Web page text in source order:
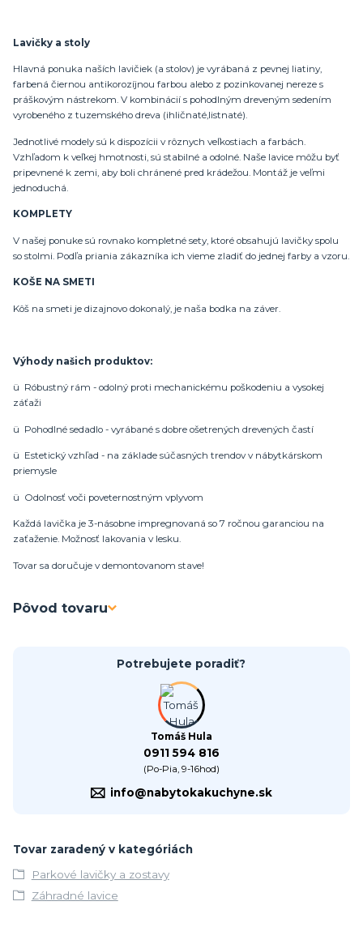
Lavičky a stoly
Hlavná ponuka naších lavičiek (a stolov) je vyrábaná z pevnej liatiny,
farbená čiernou antikorozíjnou farbou alebo z pozinkovanej nereze s
práškovým nástrekom. V kombinácií s pohodlným dreveným sedením
vyrobeného z tuzemského dreva (ihličnaté,listnaté).
Jednotlivé modely sú k dispozícii v rôznych veľkostiach a farbách.
Vzhľadom k veľkej hmotnosti, sú stabilné a odolné. Naše lavice môžu byť
pripevnené k zemi, aby boli chránené pred krádežou. Montáž je veľmi
jednoduchá.
KOMPLETY
V našej ponuke sú rovnako kompletné sety, ktoré obsahujú lavičky spolu
so stolmi. Podľa priania zákazníka ich vieme zladiť do jednej farby a vzoru.
KOŠE NA SMETI
Kôš na smeti je dizajnovo dokonalý, je naša bodka na záver.
Výhody našich produktov:
ü Róbustný rám - odolný proti mechanickému poškodeniu a vysokej
záťaži
ü Pohodlné sedadlo - vyrábané s dobre ošetrených drevených častí
ü Estetický vzhľad - na základe súčasných trendov v nábytkárskom
priemysle
ü Odolnosť voči poveternostným vplyvom
Každá lavička je 3-násobne impregnovaná so 7 ročnou garanciou na
zaťaženie. Možnosť lakovania v lesku.
Tovar sa doručuje v demontovanom stave!
Pôvod tovaru
Potrebujete poradiť?
Tomáš Hula
0911 594 816
(Po-Pia, 9-16hod)
info@nabytokakuchyne.sk
Tovar zaradený v kategóriách
Parkové lavičky a zostavy
Záhradné lavice